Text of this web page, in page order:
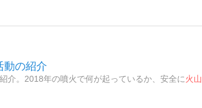
動の紹介
介。2018年の噴火で何が起っているか、安全に火山